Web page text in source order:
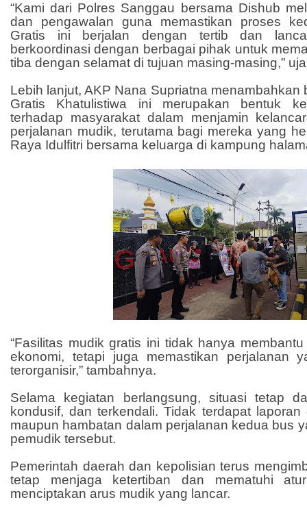
“Kami dari Polres Sanggau bersama Dishub
dan pengawalan guna memastikan proses
Gratis ini berjalan dengan tertib dan
berkoordinasi dengan berbagai pihak untuk
tiba dengan selamat di tujuan masing-masing,”
Lebih lanjut, AKP Nana Supriatna menambahkan
Gratis Khatulistiwa ini merupakan bentuk
terhadap masyarakat dalam menjamin
perjalanan mudik, terutama bagi mereka yang
Raya Idulfitri bersama keluarga di kampung
“Fasilitas mudik gratis ini tidak hanya
ekonomi, tetapi juga memastikan perjalanan
terorganisir,” tambahnya.
Selama kegiatan berlangsung, situasi tetap
kondusif, dan terkendali. Tidak terdapat
maupun hambatan dalam perjalanan kedua bus
pemudik tersebut.
Pemerintah daerah dan kepolisian terus
tetap menjaga ketertiban dan mematuhi
menciptakan arus mudik yang lancar.